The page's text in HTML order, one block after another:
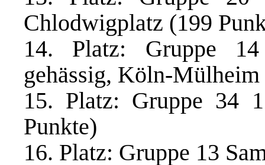
Chlodwigplatz (199
14. Platz: Gruppe 14
gehässig, Köln-Mülheim
15. Platz: Gruppe 34
Punkte)
16. Platz: Gruppe 13